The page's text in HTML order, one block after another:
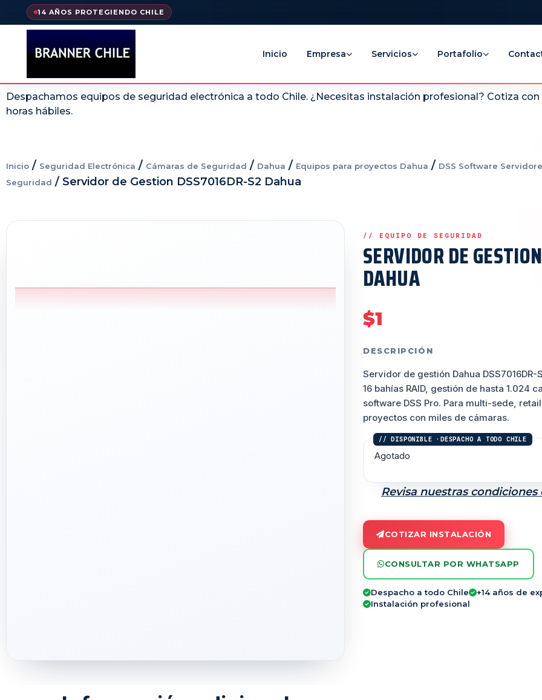
14 AÑOS PROTEGIENDO CHILE
Inicio Empresa Servicios Portafolio
Despachamos equipos de seguridad electrónica a todo Chile. ¿Necesitas instalación profesional? Cotiza
horas hábiles.
Inicio / Seguridad Electrónica / Cámaras de Seguridad / Dahua / Equipos para proyectos Dahua / DSS Software
Seguridad / Servidor de Gestion DSS7016DR-S2 Dahua
SERVIDOR DE
DAHUA
$1
DESCRIPCIÓN
Servidor de gestión Dahua DSS7016DR-
16 bahías RAID, gestión de hasta 1.024
software DSS Pro. Para multi-sede,
proyectos con miles de cámaras.
Agotado
Revisa nuestras condiciones
COTIZAR INSTALACIÓN
CONSULTAR POR WHATSAPP
Despacho a todo Chile
+14 años de
Instalación profesional